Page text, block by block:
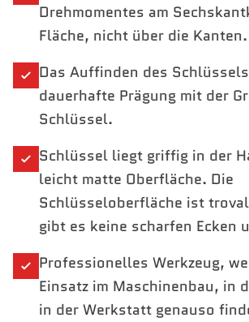
Drehmomentes am
Fläche, nicht über die Kanten.
Das Auffinden des
dauerhafte Prägung mit der
Schlüssel.
Schlüssel liegt griffig in der
leicht matte Oberfläche. Die
Schlüsseloberfläche ist
gibt es keine scharfen Ecken
Professionelles Werkzeug,
Einsatz im Maschinenbau, in
in der Werkstatt genauso